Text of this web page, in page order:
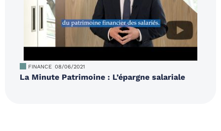
FINANCE 08/06/2021
La Minute Patrimoine : L’épargne salariale